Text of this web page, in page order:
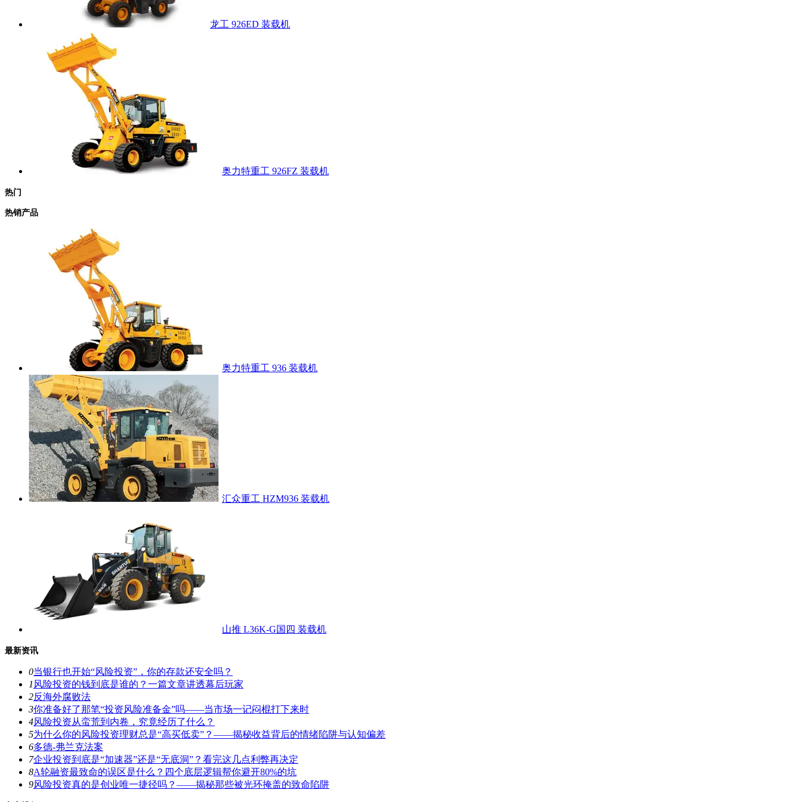
龙工 926ED 装载机
奥力特重工 926FZ 装载机
热门
热销产品
奥力特重工 936 装载机
汇众重工 HZM936 装载机
山推 L36K-G国四 装载机
最新资讯
0当银行也开始“风险投资”，你的存款还安全吗？
1 风险投资的钱到底是谁的？一篇文章讲透幕后玩家
2反海外腐败法
3你准备好了那笔“投资风险准备金”吗——当市场一记闷棍打下来时
4风险投资从蛮荒到内卷，究竟经历了什么？
5为什么你的风险投资理财总是“高买低卖”？——揭秘收益背后的情绪陷阱与认知偏差
6多德-弗兰克法案
7企业投资到底是“加速器”还是“无底洞”？看完这几点利弊再决定
8A轮融资最致命的误区是什么？四个底层逻辑帮你避开80%的坑
9风险投资真的是创业唯一捷径吗？——揭秘那些被光环掩盖的致命陷阱